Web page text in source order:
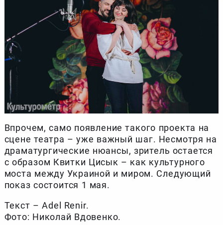
Впрочем, само появление такого проекта на
сцене театра – уже важный шаг. Несмотря на
драматургические нюансы, зритель остается
с образом Квитки Цисык – как культурного
моста между Украиной и миром. Следующий
показ состоится 1 мая.
Текст – Adel Renir.
Фото: Николай Вдовенко.